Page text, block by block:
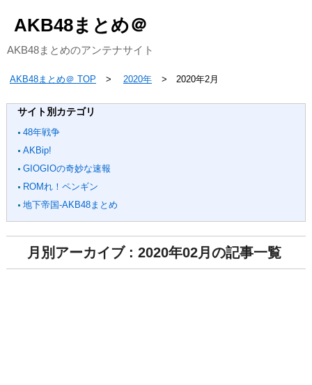
AKB48まとめ＠
AKB48まとめのアンテナサイト
AKB48まとめ＠ TOP 2020年 2020年2月
サイト別カテゴリ
48年戦争
AKBip!
GIOGIOの奇妙な速報
ROMれ！ペンギン
地下帝国-AKB48まとめ
月別アーカイブ : 2020年02月の記事一覧